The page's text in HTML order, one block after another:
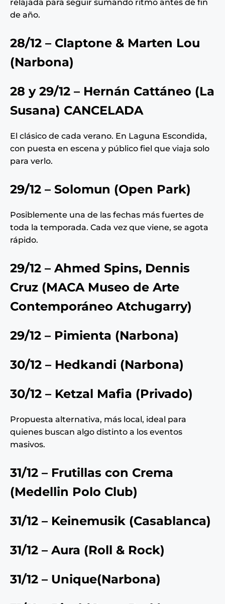
relajada para seguir sumando ritmo antes de fin
de año.
28/12 – Claptone & Marten Lou
(Narbona)
28 y 29/12 – Hernán Cattáneo (La
Susana) CANCELADA
El clásico de cada verano. En Laguna Escondida,
con puesta en escena y público fiel que viaja solo
para verlo.
29/12 – Solomun (Open Park)
Posiblemente una de las fechas más fuertes de
toda la temporada. Cada vez que viene, se agota
rápido.
29/12 – Ahmed Spins, Dennis
Cruz (MACA Museo de Arte
Contemporáneo Atchugarry)
29/12 – Pimienta (Narbona)
30/12 – Hedkandi (Narbona)
30/12 – Ketzal Mafia (Privado)
Propuesta alternativa, más local, ideal para
quienes buscan algo distinto a los eventos
masivos.
31/12 – Frutillas con Crema
(Medellin Polo Club)
31/12 – Keinemusik (Casablanca)
31/12 – Aura (Roll & Rock)
31/12 – Unique(Narbona)